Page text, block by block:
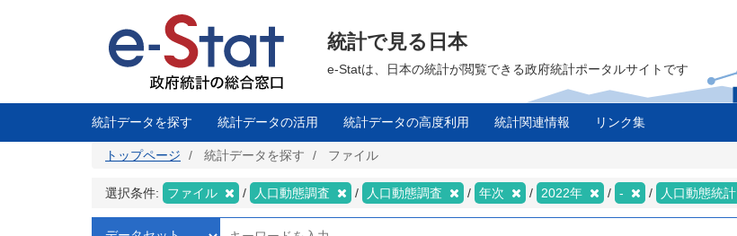
に
統計で見る日本
e-Statは、日本の統計が閲覧できる政府統計ポータルサイトです
統計データを探す 統計データの活用 統計データの高度利用 統計関連情報 リンク集
トップページ 統計データを探す ファイル
選択条件: ファイル 人口動態調査 人口動態調査 年次 2022年 - 人口動態統計